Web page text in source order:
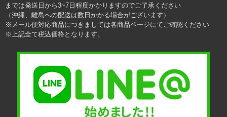
までは発送日から3~7日程度かかりますのでご了承ください
（沖縄、離島への配送は数日かかる場合がございます）
※メール便対応商品につきましては各商品ページにてご確認ください
※上記全て税込価格となります。